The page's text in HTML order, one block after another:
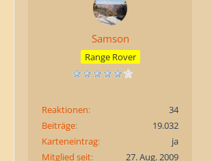
Samson
Range Rover
Reaktionen
34
Beiträge
19.032
Karteneintrag
ja
Mitglied seit
27. Aug. 2009